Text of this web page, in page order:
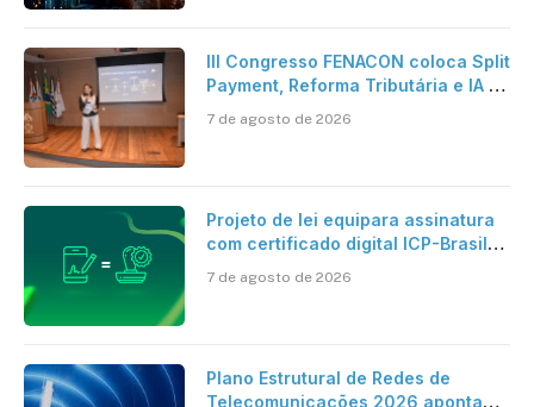
III Congresso FENACON coloca Split
Payment, Reforma Tributária e IA no
7 de agosto de 2026
Projeto de lei equipara assinatura
com certificado digital ICP-Brasil
cartório
7 de agosto de 2026
Plano Estrutural de Redes de
Telecomunicações 2026 aponta